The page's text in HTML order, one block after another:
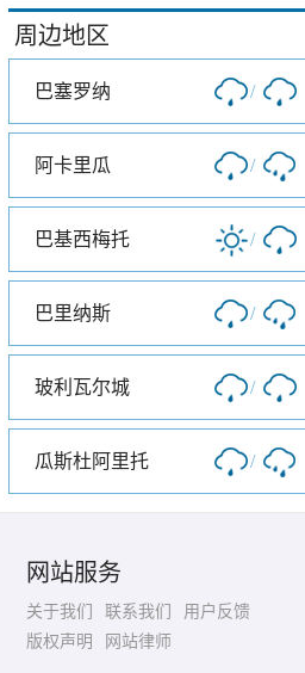
周边地区
巴塞罗纳 /
阿卡里瓜 /
巴基西梅托 /
巴里纳斯 /
玻利瓦尔城 /
瓜斯杜阿里托 /
网站服务
关于我们 联系我们
用户反馈
版权声明
网站律师